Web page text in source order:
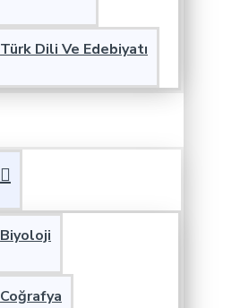
Türk Dili Ve Edebiyatı
Biyoloji
Coğrafya